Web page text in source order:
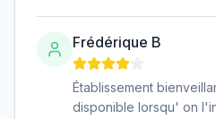
Frédérique B
Établissement
disponible lorsqu' on